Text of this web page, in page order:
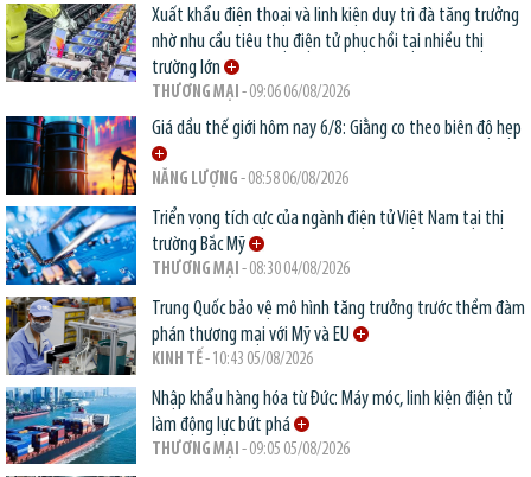
Xuất khẩu điện thoại và linh kiện duy trì đà tăng trưởng
nhờ nhu cầu tiêu thụ điện tử phục hồi tại nhiều thị
trường lớn
THƯƠNG MẠI - 09:06 06/08/2026
Giá dầu thế giới hôm nay 6/8: Giằng co theo biên độ hẹp
NĂNG LƯỢNG - 08:58 06/08/2026
Triển vọng tích cực của ngành điện tử Việt Nam tại thị
trường Bắc Mỹ
THƯƠNG MẠI - 08:30 04/08/2026
Trung Quốc bảo vệ mô hình tăng trưởng trước thềm đàm
phán thương mại với Mỹ và EU
KINH TẾ- 10:43 05/08/2026
Nhập khẩu hàng hóa từ Đức: Máy móc, linh kiện điện tử
làm động lực bứt phá
THƯƠNG MẠI - 09:05 05/08/2026